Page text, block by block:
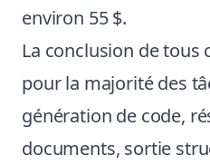
environ 55 $.
La conclusion de tous
pour la majorité des
génération de code,
documents, sortie